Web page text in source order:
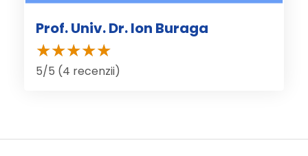
Prof. Univ. Dr. Ion Buraga
5/5 (4 recenzii)